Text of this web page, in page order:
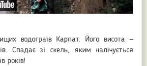
водограїв Карпат. Його висота —
Спадає зі скель, яким налічується
років!